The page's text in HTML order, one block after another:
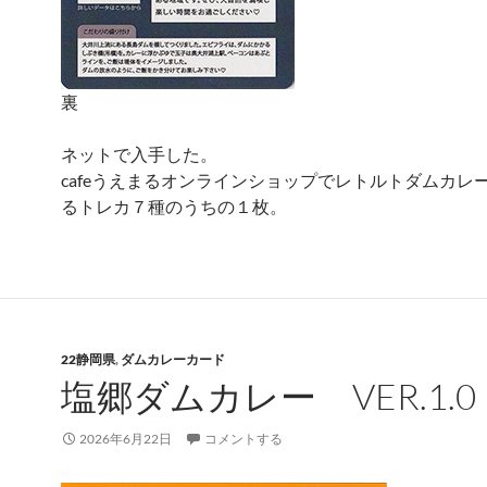
裏
ネットで入手した。
cafeうえまるオンラインショップでレトルトダムカレ
るトレカ７種のうちの１枚。
22静岡県, ダムカレーカード
塩郷ダムカレー VER.1.0
2026年6月22日 コメントする